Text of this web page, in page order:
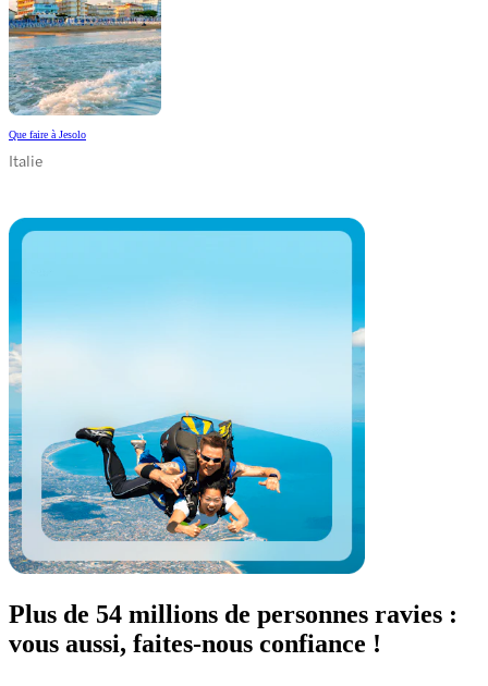
Que faire à Jesolo
Italie
Plus de 54 millions de personnes ravies :
vous aussi, faites-nous confiance !